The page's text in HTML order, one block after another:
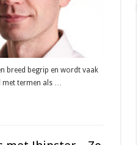
breed begrip en wordt vaak
met termen als …